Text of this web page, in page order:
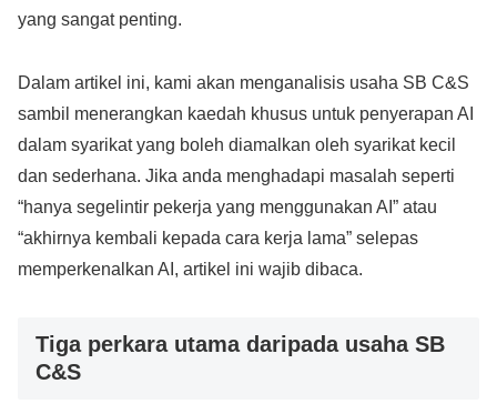
yang sangat penting.
Dalam artikel ini, kami akan menganalisis usaha SB C&S
sambil menerangkan kaedah khusus untuk penyerapan AI
dalam syarikat yang boleh diamalkan oleh syarikat kecil
dan sederhana. Jika anda menghadapi masalah seperti
“hanya segelintir pekerja yang menggunakan AI” atau
“akhirnya kembali kepada cara kerja lama” selepas
memperkenalkan AI, artikel ini wajib dibaca.
Tiga perkara utama daripada usaha SB
C&S